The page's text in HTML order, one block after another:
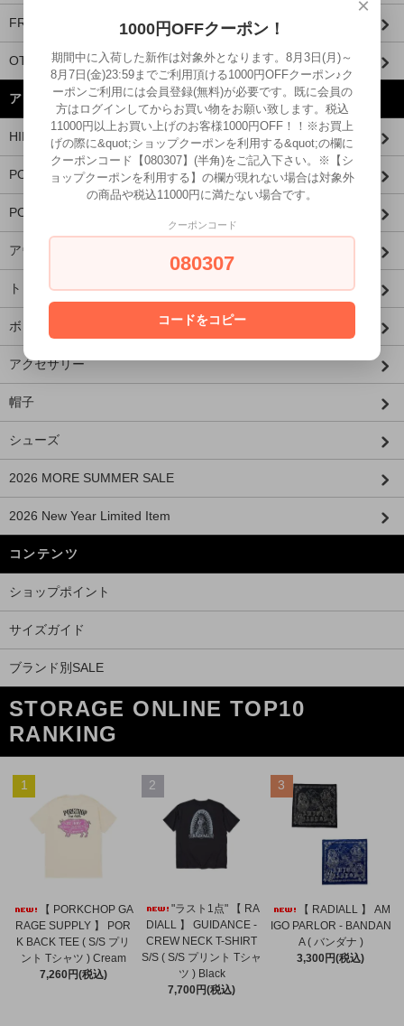
FRAGRANCE CAFE
OTHER BRANDS
アイテムから探す
HIDE AND SEEK × 西浦徹
PORKCHOP×MASSES
PORKCHOP×AIRWALK
アウター
トップス
ボトムス
アクセサリー
帽子
シューズ
2026 MORE SUMMER SALE
2026 New Year Limited Item
コンテンツ
ショップポイント
サイズガイド
ブランド別SALE
STORAGE ONLINE TOP10
RANKING
1
【 PORKCHOP GA
RAGE SUPPLY 】 POR
K BACK TEE ( S/S プリ
ント Tシャツ ) Cream
7,260円(税込)
2
"ラスト1点" 【 RA
DIALL 】 GUIDANCE -
CREW NECK T-SHIRT
S/S ( S/S プリント Tシャ
ツ ) Black
7,700円(税込)
3
【 RADIALL 】 AM
IGO PARLOR - BANDAN
A ( バンダナ )
3,300円(税込)
×
1000円OFFクーポン！
期間中に入荷した新作は対象外となります。8月3日(月)～
8月7日(金)23:59までご利用頂ける1000円OFFクーポン♪ク
ーポンご利用には会員登録(無料)が必要です。既に会員の
方はログインしてからお買い物をお願い致します。税込
11000円以上お買い上げのお客様1000円OFF！！※お買上
げの際に&quot;ショップクーポンを利用する&quot;の欄に
クーポンコード【080307】(半角)をご記入下さい。※【シ
ョップクーポンを利用する】の欄が現れない場合は対象外
の商品や税込11000円に満たない場合です。
クーポンコード
080307
コードをコピー